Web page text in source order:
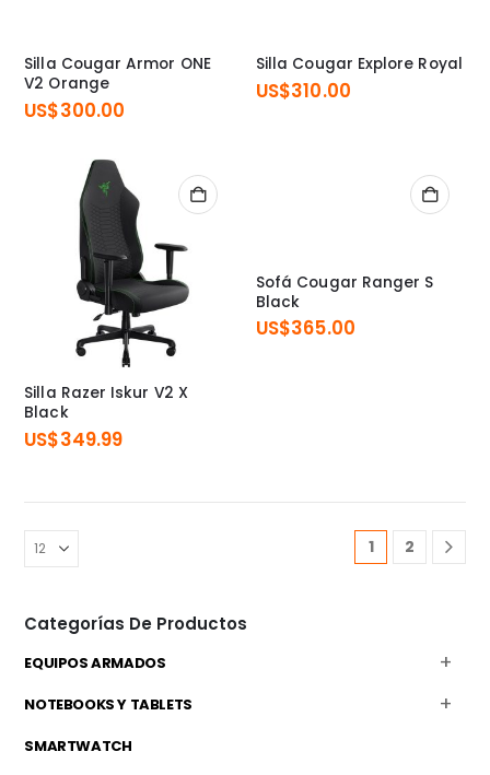
Silla Cougar Armor ONE
V2 Orange
US$300.00
Silla Cougar Explore Royal
US$310.00
Silla Razer Iskur V2 X
Black
US$349.99
Sofá Cougar Ranger S
Black
US$365.00
1 2
Categorías De Productos
EQUIPOS ARMADOS
NOTEBOOKS Y TABLETS
SMARTWATCH